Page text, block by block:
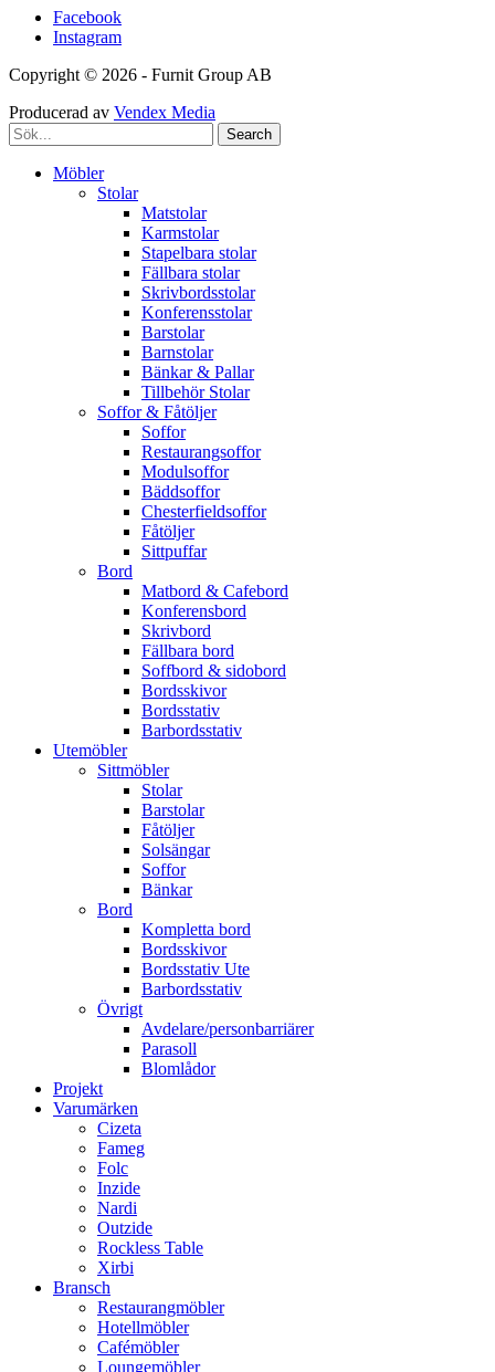
Facebook
Instagram
Copyright © 2026 - Furnit Group AB
Producerad av Vendex Media
Search
Möbler
Stolar
Matstolar
Karmstolar
Stapelbara stolar
Fällbara stolar
Skrivbordsstolar
Konferensstolar
Barstolar
Barnstolar
Bänkar & Pallar
Tillbehör Stolar
Soffor & Fåtöljer
Soffor
Restaurangsoffor
Modulsoffor
Bäddsoffor
Chesterfieldsoffor
Fåtöljer
Sittpuffar
Bord
Matbord & Cafebord
Konferensbord
Skrivbord
Fällbara bord
Soffbord & sidobord
Bordsskivor
Bordsstativ
Barbordsstativ
Utemöbler
Sittmöbler
Stolar
Barstolar
Fåtöljer
Solsängar
Soffor
Bänkar
Bord
Kompletta bord
Bordsskivor
Bordsstativ Ute
Barbordsstativ
Övrigt
Avdelare/personbarriärer
Parasoll
Blomlådor
Projekt
Varumärken
Cizeta
Fameg
Folc
Inzide
Nardi
Outzide
Rockless Table
Xirbi
Bransch
Restaurangmöbler
Hotellmöbler
Cafémöbler
Loungemöbler